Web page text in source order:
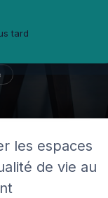
les espaces
de vie au
tard